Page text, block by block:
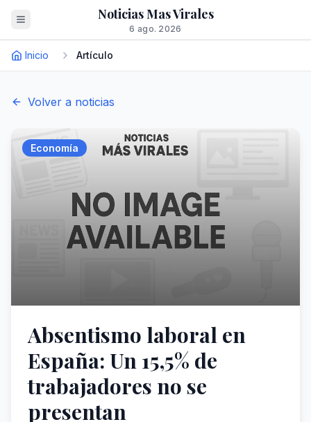
Noticias Mas Virales
6 ago. 2026
Inicio Artículo
Volver a noticias
Economía
Absentismo laboral en
España: Un 15,5% de
trabajadores no se
presentan